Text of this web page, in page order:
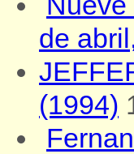
de
(1994)